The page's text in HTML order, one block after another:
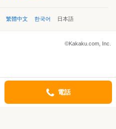
繁體中文 한국어 日本語
©Kakaku.com, Inc.
電話